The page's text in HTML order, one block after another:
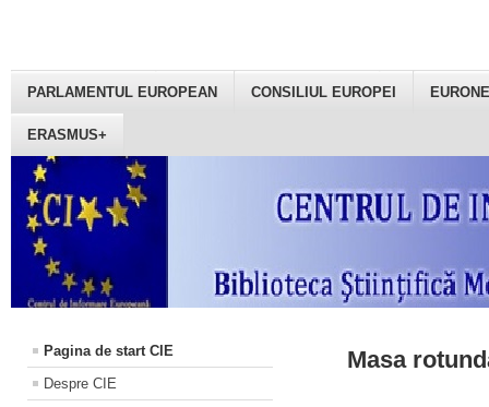
PARLAMENTUL EUROPEAN CONSILIUL EUROPEI
ERASMUS+
Pagina de start CIE
Despre CIE
Masa